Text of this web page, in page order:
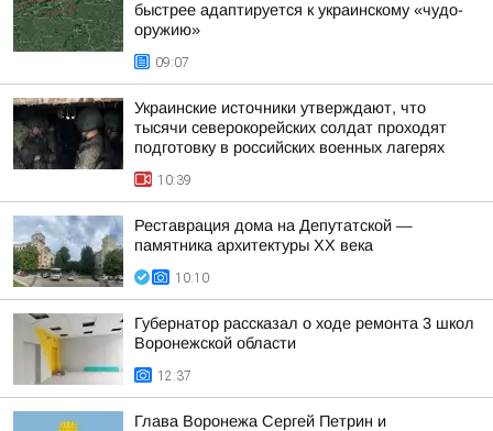
быстрее адаптируется к украинскому «чудо-
оружию»
09:07
Украинские источники утверждают, что
тысячи северокорейских солдат проходят
подготовку в российских военных лагерях
10:39
Реставрация дома на Депутатской —
памятника архитектуры ХХ века
10:10
Губернатор рассказал о ходе ремонта 3 школ
Воронежской области
12:37
Глава Воронежа Сергей Петрин и